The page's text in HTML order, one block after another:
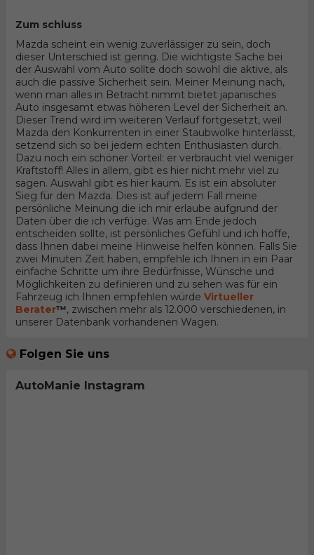
Zum schluss
Mazda scheint ein wenig zuverlässiger zu sein, doch
dieser Unterschied ist gering. Die wichtigste Sache bei
der Auswahl vom Auto sollte doch sowohl die aktive, als
auch die passive Sicherheit sein. Meiner Meinung nach,
wenn man alles in Betracht nimmt bietet japanisches
Auto insgesamt etwas höheren Level der Sicherheit an.
Dieser Trend wird im weiteren Verlauf fortgesetzt, weil
Mazda den Konkurrenten in einer Staubwolke hinterlässt,
setzend sich so bei jedem echten Enthusiasten durch.
Dazu noch ein schöner Vorteil: er verbraucht viel weniger
Kraftstoff! Alles in allem, gibt es hier nicht mehr viel zu
sagen. Auswahl gibt es hier kaum. Es ist ein absoluter
Sieg für den Mazda. Dies ist auf jedem Fall meine
persönliche Meinung die ich mir erlaube aufgrund der
Daten über die ich verfüge. Was am Ende jedoch
entscheiden sollte, ist persönliches Gefühl und ich hoffe,
dass Ihnen dabei meine Hinweise helfen können. Falls Sie
zwei Minuten Zeit haben, empfehle ich Ihnen in ein Paar
einfache Schritte um ihre Bedürfnisse, Wünsche und
Möglichkeiten zu definieren und zu sehen was für ein
Fahrzeug ich Ihnen empfehlen würde Virtueller
Berater™, zwischen mehr als 12.000 verschiedenen, in
unserer Datenbank vorhandenen Wagen.
Folgen Sie uns
AutoManie Instagram